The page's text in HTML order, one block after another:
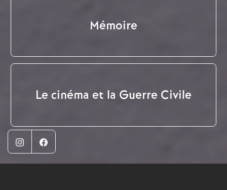
Mémoire
Le cinéma et la Guerre Civile
InstagramFacebook